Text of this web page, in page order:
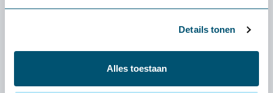
Details tonen
Alles toestaan
Relevante blog posts